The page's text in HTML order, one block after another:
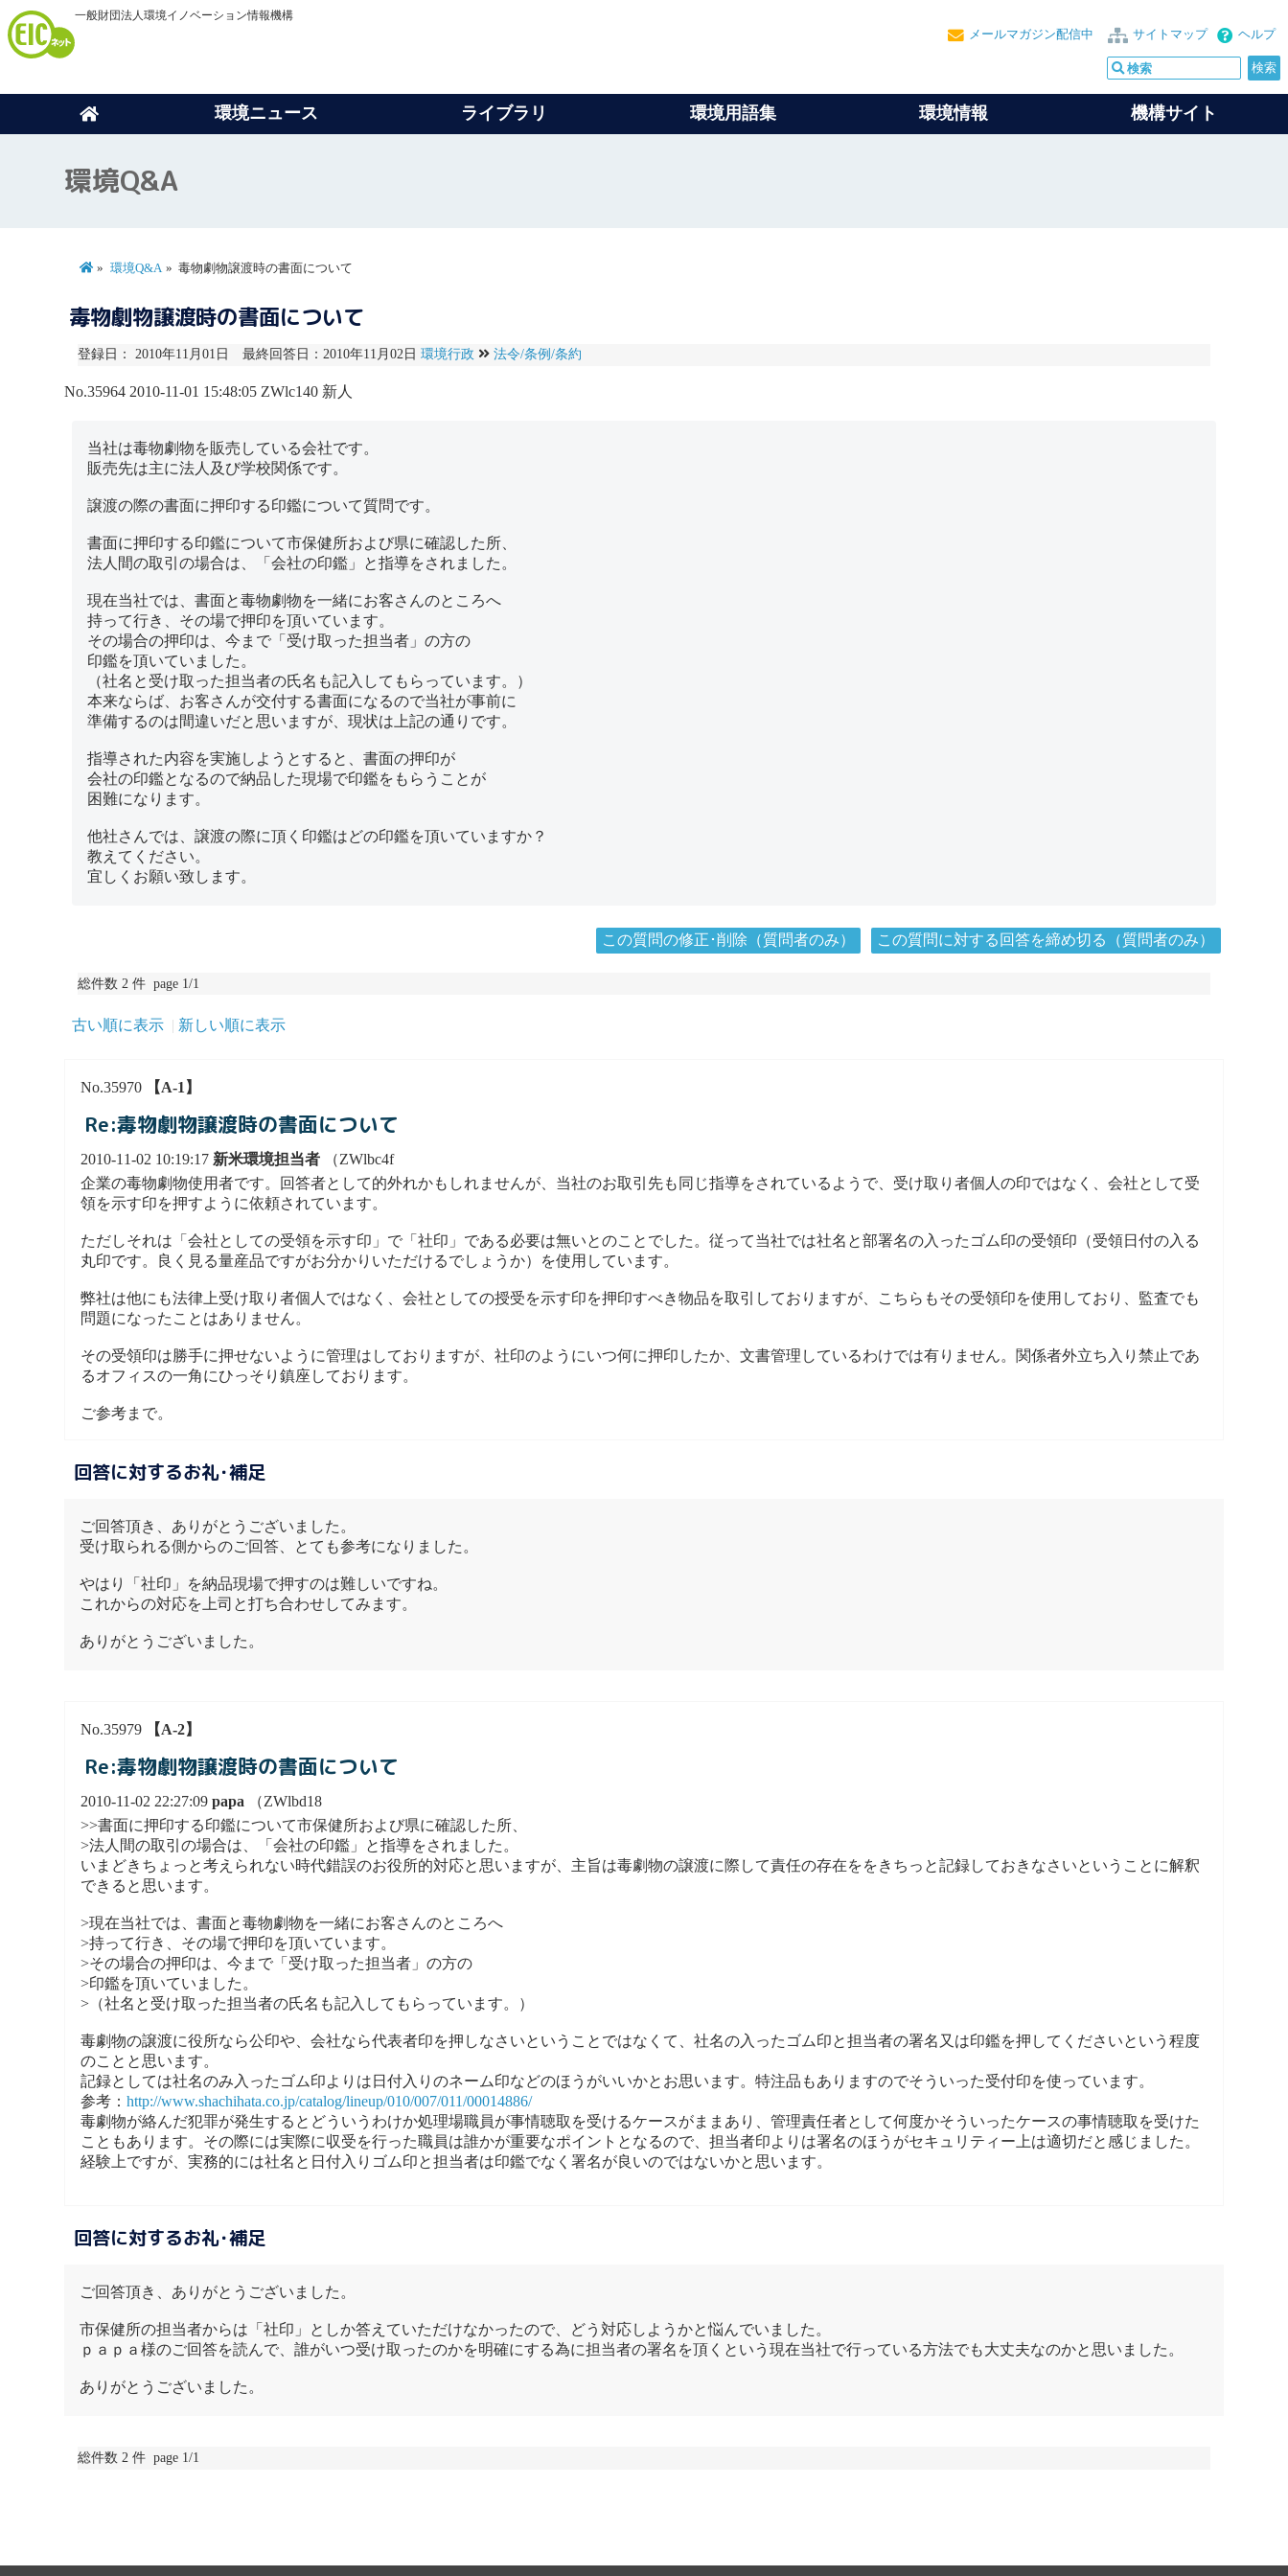
一般財団法人環境イノベーション情報機構
ヘルプ
サイトマップ
メールマガジン配信中
環境ニュース ライブラリ 環境用語集 環境情報 機構サイト
環境Q&A
環境Q&A 毒物劇物譲渡時の書面について
毒物劇物譲渡時の書面について
登録日： 2010年11月01日 最終回答日：2010年11月02日 環境行政 法令/条例/条約
No.35964 2010-11-01 15:48:05 ZWlc140 新人
当社は毒物劇物を販売している会社です。
販売先は主に法人及び学校関係です。
譲渡の際の書面に押印する印鑑について質問です。
書面に押印する印鑑について市保健所および県に確認した所、
法人間の取引の場合は、「会社の印鑑」と指導をされました。
現在当社では、書面と毒物劇物を一緒にお客さんのところへ
持って行き、その場で押印を頂いています。
その場合の押印は、今まで「受け取った担当者」の方の
印鑑を頂いていました。
（社名と受け取った担当者の氏名も記入してもらっています。）
本来ならば、お客さんが交付する書面になるので当社が事前に
準備するのは間違いだと思いますが、現状は上記の通りです。
指導された内容を実施しようとすると、書面の押印が
会社の印鑑となるので納品した現場で印鑑をもらうことが
困難になります。
他社さんでは、譲渡の際に頂く印鑑はどの印鑑を頂いていますか？
教えてください。
宜しくお願い致します。
この質問の修正･削除（質問者のみ） この質問に対する回答を締め切る（質問者のみ）
総件数 2 件 page 1/1
古い順に表示 新しい順に表示
No.35970 【A-1】
Re:毒物劇物譲渡時の書面について
2010-11-02 10:19:17新米環境担当者 （ZWlbc4f
企業の毒物劇物使用者です。回答者として的外れかもしれませんが、当社のお取引先も同じ指導をされているようで、受け取り者個人の印ではなく、会社として受
領を示す印を押すように依頼されています。
ただしそれは「会社としての受領を示す印」で「社印」である必要は無いとのことでした。従って当社では社名と部署名の入ったゴム印の受領印（受領日付の入る
丸印です。良く見る量産品ですがお分かりいただけるでしょうか）を使用しています。
弊社は他にも法律上受け取り者個人ではなく、会社としての授受を示す印を押印すべき物品を取引しておりますが、こちらもその受領印を使用しており、監査でも
問題になったことはありません。
その受領印は勝手に押せないように管理はしておりますが、社印のようにいつ何に押印したか、文書管理しているわけでは有りません。関係者外立ち入り禁止であ
るオフィスの一角にひっそり鎮座しております。
ご参考まで。
回答に対するお礼･補足
ご回答頂き、ありがとうございました。
受け取られる側からのご回答、とても参考になりました。
やはり「社印」を納品現場で押すのは難しいですね。
これからの対応を上司と打ち合わせしてみます。
ありがとうございました。
No.35979 【A-2】
Re:毒物劇物譲渡時の書面について
2010-11-02 22:27:09papa （ZWlbd18
>>書面に押印する印鑑について市保健所および県に確認した所、
>法人間の取引の場合は、「会社の印鑑」と指導をされました。
いまどきちょっと考えられない時代錯誤のお役所的対応と思いますが、主旨は毒劇物の譲渡に際して責任の存在ををきちっと記録しておきなさいということに解釈
できると思います。
>現在当社では、書面と毒物劇物を一緒にお客さんのところへ
>持って行き、その場で押印を頂いています。
>その場合の押印は、今まで「受け取った担当者」の方の
>印鑑を頂いていました。
>（社名と受け取った担当者の氏名も記入してもらっています。）
毒劇物の譲渡に役所なら公印や、会社なら代表者印を押しなさいということではなくて、社名の入ったゴム印と担当者の署名又は印鑑を押してくださいという程度
のことと思います。
記録としては社名のみ入ったゴム印よりは日付入りのネーム印などのほうがいいかとお思います。特注品もありますのでそういった受付印を使っています。
参考：http://www.shachihata.co.jp/catalog/lineup/010/007/011/00014886/
毒劇物が絡んだ犯罪が発生するとどういうわけか処理場職員が事情聴取を受けるケースがままあり、管理責任者として何度かそういったケースの事情聴取を受けた
こともあります。その際には実際に収受を行った職員は誰かが重要なポイントとなるので、担当者印よりは署名のほうがセキュリティー上は適切だと感じました。
経験上ですが、実務的には社名と日付入りゴム印と担当者は印鑑でなく署名が良いのではないかと思います。
回答に対するお礼･補足
ご回答頂き、ありがとうございました。
市保健所の担当者からは「社印」としか答えていただけなかったので、どう対応しようかと悩んでいました。
ｐａｐａ様のご回答を読んで、誰がいつ受け取ったのかを明確にする為に担当者の署名を頂くという現在当社で行っている方法でも大丈夫なのかと思いました。
ありがとうございました。
総件数 2 件 page 1/1